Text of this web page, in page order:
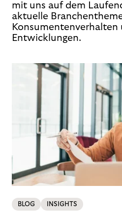
mit uns auf dem
aktuelle
Konsumentenverhalten
Entwicklungen.
BLOG INSIGHTS